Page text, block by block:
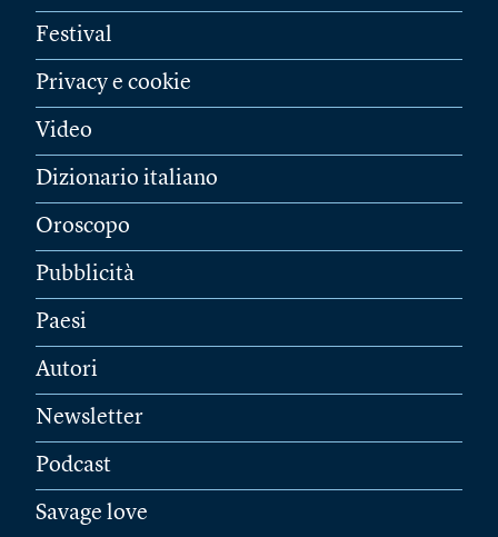
Festival
Privacy e cookie
Video
Dizionario italiano
Oroscopo
Pubblicità
Paesi
Autori
Newsletter
Podcast
Savage love